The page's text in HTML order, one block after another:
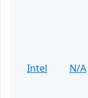
Intel
N/A